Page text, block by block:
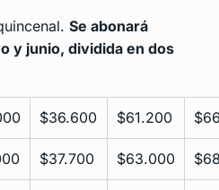
Se abonará
y junio, dividida en dos
$36.600 $61.200
$37.700 $63.000